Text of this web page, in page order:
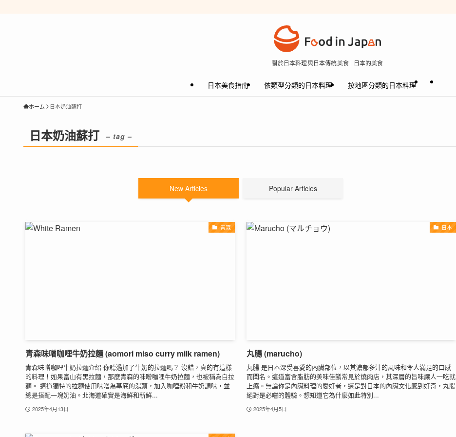
關於日本料理與日本傳統美食 | 日本的美食
日本美食指南 依類型分類的日本料理 按地區分類的日本料理
ホーム 日本奶油蘇打
日本奶油蘇打 – tag –
New Articles Popular Articles
青森
青森味噌咖哩牛奶拉麵 (aomori miso curry milk ramen)
青森味噌咖哩牛奶拉麵介紹 你聽過加了牛奶的拉麵嗎？ 沒錯，真的有這樣
的料理！如果富山有黑拉麵，那麼青森的味噌咖哩牛奶拉麵，也被稱為白拉
麵。 這道獨特的拉麵使用味噌為基底的湯頭，加入咖哩粉和牛奶調味，並
總是搭配一塊奶油。北海道確實是海鮮和新鮮...
2025年4月13日
日本
丸腸 (marucho)
丸腸 是日本深受喜愛的內臟部位，以其濃郁多汁的風味和令人滿足的口感
而聞名。這道富含脂肪的美味佳餚常見於燒肉店，其深層的旨味讓人一吃就
上癮。無論你是內臟料理的愛好者，還是對日本的內臟文化感到好奇，丸腸
絕對是必嚐的體驗。想知道它為什麼如此特別...
2025年4月5日